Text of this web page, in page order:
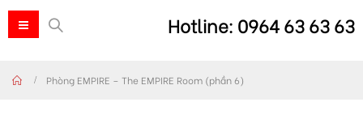
Hotline: 0964 63 63 63
Phòng EMPIRE – The EMPIRE Room (phần 6)